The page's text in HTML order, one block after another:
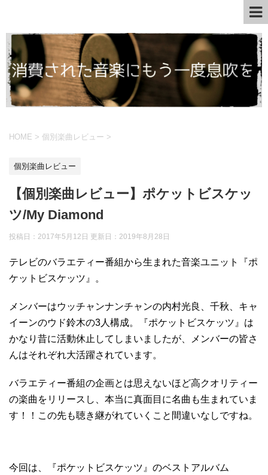
HOME > 個別楽曲レビュー >
個別楽曲レビュー
【個別楽曲レビュー】ポケットビスケッ
ツ/My Diamond
投稿日：2017年5月12日 更新日： 2019年8月28日
テレビのバラエティー番組から生まれた音楽ユニット『ポ
ケットビスケッツ』。
メンバーはウッチャンナンチャンの内村光良、千秋、キャ
イーンのウド鈴木の3人構成。『ポケットビスケッツ』は
かなり昔に活動休止してしまいましたが、メンバーの皆さ
んはそれぞれ大活躍されています。
バラエティー番組の企画とは思えないほど高クオリティー
の楽曲をリリースし、本当に真面目に名曲も生まれていま
す！！この先も聴き継がれていくこと間違いなしですね。
今回は、『ポケットビスケッツ』のベストアルバム